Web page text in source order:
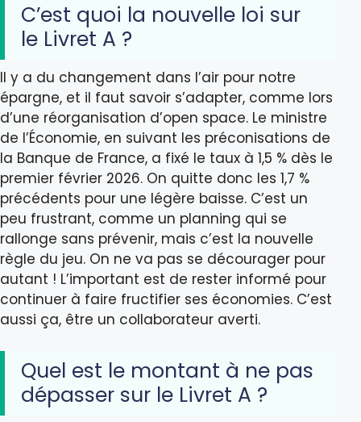
C’est quoi la nouvelle loi sur
le Livret A ?
Il y a du changement dans l’air pour notre
épargne, et il faut savoir s’adapter, comme lors
d’une réorganisation d’open space. Le ministre
de l’Économie, en suivant les préconisations de
la Banque de France, a fixé le taux à 1,5 % dès le
premier février 2026. On quitte donc les 1,7 %
précédents pour une légère baisse. C’est un
peu frustrant, comme un planning qui se
rallonge sans prévenir, mais c’est la nouvelle
règle du jeu. On ne va pas se décourager pour
autant ! L’important est de rester informé pour
continuer à faire fructifier ses économies. C’est
aussi ça, être un collaborateur averti.
Quel est le montant à ne pas
dépasser sur le Livret A ?